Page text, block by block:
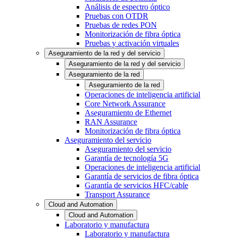
Análisis de espectro óptico
Pruebas con OTDR
Pruebas de redes PON
Monitorización de fibra óptica
Pruebas y activación virtuales
Aseguramiento de la red y del servicio
Aseguramiento de la red y del servicio
Aseguramiento de la red
Aseguramiento de la red
Operaciones de inteligencia artificial
Core Network Assurance
Aseguramiento de Ethernet
RAN Assurance
Monitorización de fibra óptica
Aseguramiento del servicio
Aseguramiento del servicio
Garantía de tecnología 5G
Operaciones de inteligencia artificial
Garantía de servicios de fibra óptica
Garantía de servicios HFC/cable
Transport Assurance
Cloud and Automation
Cloud and Automation
Laboratorio y manufactura
Laboratorio y manufactura